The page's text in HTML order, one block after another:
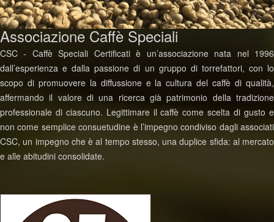
Associazione Caffè Speciali
CSC - Caffè Speciali Certificati è un’associazione nata nel 1996
dall’esperienza e dalla passione di un gruppo di torrefattori, con lo
scopo di promuovere la diffussione e la cultura del caffè di qualità,
affermando il valore di una ricerca già patrimonio della tradizione
professionale di ciascuno. Legittimare il caffè come scelta di gusto e
non come semplice consuetudine è l’impegno condiviso dagli associati
CSC, un impegno che è al tempo stesso, una duplice sfida: al mercato
e alle abitudini consolidate.